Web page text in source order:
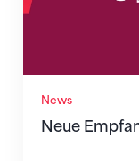
News
Neue